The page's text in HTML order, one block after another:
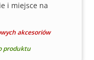
i miejsce na
akcesoriów
produktu